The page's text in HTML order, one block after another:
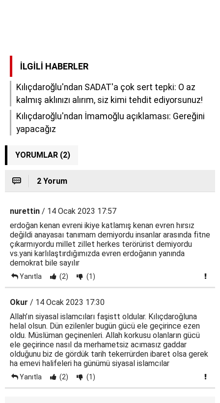
İLGILI HABERLER
Kılıçdaroğlu'ndan SADAT'a çok sert tepki: O az
kalmış aklınızı alırım, siz kimi tehdit ediyorsunuz!
Kılıçdaroğlu'ndan İmamoğlu açıklaması: Gereğini
yapacağız
YORUMLAR (2)
2 Yorum
nurettin / 14 Ocak 2023 17:57
erdoğan kenan evreni ikiye katlamış kenan evren hırsız
değildi anayasaı tanımam demiyordu insanlar arasında fitne
çıkarmıyordu millet zillet herkes terörürist demiyordu
vs.yani karlılaştırdığımızda evren erdoğanın yanında
demokrat bile sayılır
Yanıtla (2) (1)
Okur / 14 Ocak 2023 17:30
Allah’ın siyasal islamcıları faşistt oldular. Kılıçdaroğluna
helal olsun. Dün ezilenler bugün gücü ele geçirince ezen
oldu. Müslüman geçinenleri. Allah korkusu olanların gücü
ele geçirince nasıl da merhametsiz acımasız gaddar
olduğunu biz de gördük tarih tekerrürden ibaret olsa gerek
ha emevi halifeleri ha günümü siyasal islamcılar
Yanıtla (2) (1)